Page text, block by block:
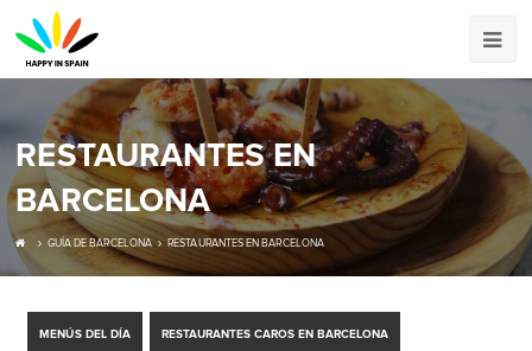
RESTAURANTES EN
BARCELONA
GUÍA DE BARCELONA RESTAURANTES EN BARCELONA
MENÚS DEL DÍA RESTAURANTES CAROS EN BARCELONA